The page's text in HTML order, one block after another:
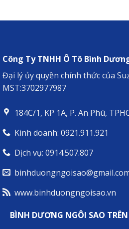
XL7
ĐỒNG
HÀNH
LÝ
HÀNH
ĐỒNG
Công Ty TNHH Ô Tô Bình
Đại lý ủy quyền chính thức của
MST:3702977987
184C/1, KP 1A, P. An Phú,
Kinh doanh: 0921.911.921
Dịch vụ: 0914.507.807
www.binhduongngoisao.vn
BÌNH DƯƠNG NGÔI SAO TRÊN